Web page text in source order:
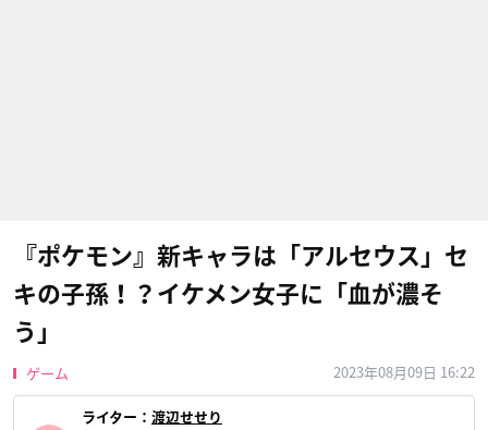
『ポケモン』新キャラは「アルセウス」セ
キの子孫！？イケメン女子に「血が濃そ
う」
ゲーム 2023年08月09日 16:22
ライター： 渡辺せせり